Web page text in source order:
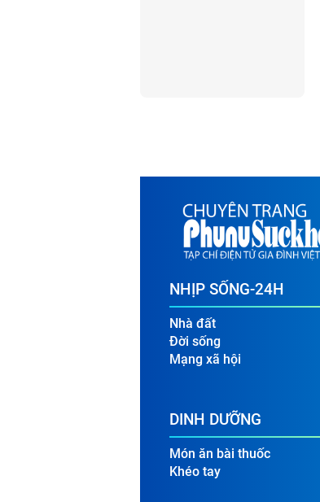
NHỊP SỐNG-24H
Nhà đất
Đời sống
Mạng xã hội
DINH DƯỠNG
Món ăn bài thuốc
Khéo tay